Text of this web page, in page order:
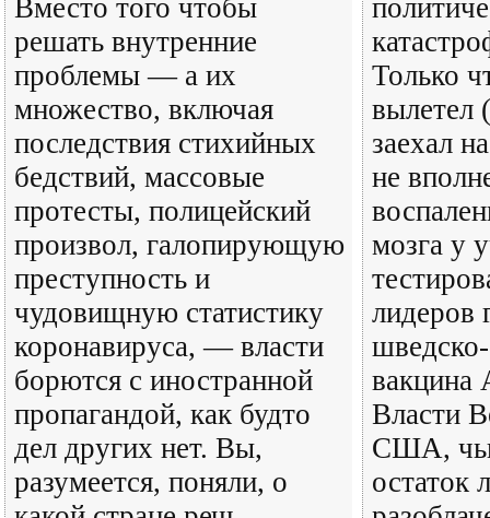
Вместо того чтобы
решать внутренние
проблемы — а их
множество, включая
последствия стихийных
бедствий, массовые
протесты, полицейский
произвол, галопирующую
преступность и
чудовищную статистику
коронавируса, — власти
борются с иностранной
пропагандой, как будто
дел других нет. Вы,
разумеется, поняли, о
Только
вылетел
заехал
не
мозга у
лидеров
вакцина
Власти
США,
остаток